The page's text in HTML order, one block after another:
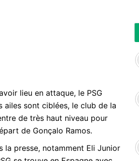
lieu en attaque, le PSG
ailes sont ciblées, le club de la
de très haut niveau pour
de Gonçalo Ramos.
la presse, notamment Eli Junior